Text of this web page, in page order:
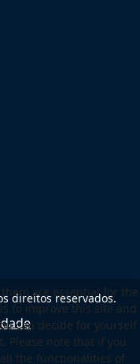
direitos reservados.
are essential for the
to improve this site and
can decide for yourself
Please note that if you
the functionalities of